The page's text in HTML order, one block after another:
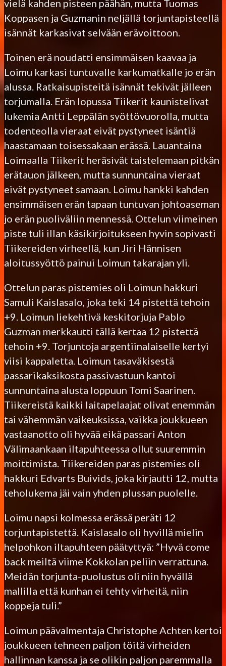
vielä kahden pisteen päähän, mutta Tuomas
Koppasen ja Guzmanin neljällä torjuntapisteellä
isännät karkasivat selvään erävoittoon.
Toinen erä noudatti ensimmäisen kaavaa ja
Loimu karkasi tuntuvalle karkumatkalle jo erän
alussa. Ratkaisupisteitä isännät tekivät jälleen
torjumalla. Erän lopussa Tiikerit kaunistelivat
lukemia Antti Leppälän syöttövuorolla, mutta
todenteolla vieraat eivät pystyneet isäntiä
haastamaan toisessakaan erässä. Lauantaina
Loimaalla Tiikerit heräsivät taistelemaan pitkän
erätauon jälkeen, mutta sunnuntaina vieraat
eivät pystyneet samaan. Loimu hankki kahden
ensimmäisen erän tapaan tuntuvan johtoaseman
jo erän puoliväliin mennessä. Ottelun viimeinen
piste tuli illan käsikirjoitukseen hyvin sopivasti
Tiikereiden virheellä, kun Jiri Hännisen
aloitussyöttö painui Loimun takarajan yli.
Ottelun paras pistemies oli Loimun hakkuri
Samuli Kaislasalo, joka teki 14 pistettä tehoin
+9. Loimun liekehtivä keskitorjuja Pablo
Guzman merkkautti tällä kertaa 12 pistettä
tehoin +9. Torjuntoja argentiinalaiselle kertyi
viisi kappaletta. Loimun tasaväkisestä
passarikaksikosta passivastuun kantoi
sunnuntaina alusta loppuun Tomi Saarinen.
Tiikereistä kaikki laitapelaajat olivat enemmän
tai vähemmän vaikeuksissa, vaikka joukkueen
vastaanotto oli hyvää eikä passari Anton
Välimaankaan iltapuhteessa ollut suuremmin
moittimista. Tiikereiden paras pistemies oli
hakkuri Edvarts Buivids, joka kirjautti 12, mutta
teholukema jäi vain yhden plussan puolelle.
Loimu napsi kolmessa erässä peräti 12
torjuntapistettä. Kaislasalo oli hyvillä mielin
helpohkon iltapuhteen päätyttyä: ”Hyvä come
back meiltä viime Kokkolan peliin verrattuna.
Meidän torjunta-puolustus oli niin hyvällä
mallilla että kunhan ei tehty virheitä, niin
koppeja tuli.”
Loimun päävalmentaja Christophe Achten kertoi
joukkueen tehneen paljon töitä virheiden
hallinnan kanssa ja se olikin paljon paremmalla